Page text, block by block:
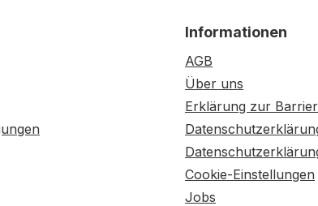
Informationen
AGB
Über uns
Erklärung zur
Cookie-Einstellungen
Jobs